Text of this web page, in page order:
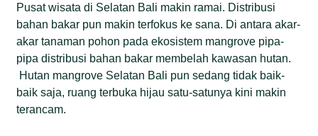
LNG, dengan tidak berbau, tak berasap, bersih,
aman, nyaman, ramah lingkungan, dan mandiri itu
tidak benar.
Alih-alih memfokuskan solusi ‘energi’ lewat gas
dengan berbagai risiko, mestinya lebih perhatian
pada energi terbarukan di tingkat komunitas.
Pusat wisata di Selatan Bali makin ramai. Distribusi
bahan bakar pun makin terfokus ke sana. Di antara akar-
akar tanaman pohon pada ekosistem mangrove pipa-
pipa distribusi bahan bakar membelah kawasan hutan.
Hutan mangrove Selatan Bali pun sedang tidak baik-
baik saja, ruang terbuka hijau satu-satunya kini makin
terancam.